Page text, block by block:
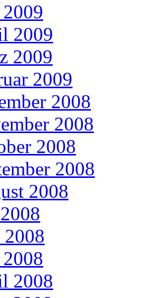
2009
2009
2009
2008
2008
2008
2008
2008
2008